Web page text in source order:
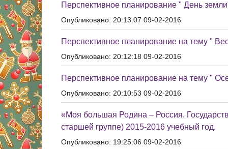
Перспективное планирование " День
Опубликовано: 20:13:07 09-02-2016
Перспективное планирование на тему "
Опубликовано: 20:12:18 09-02-2016
Перспективное планирование на тему "
Опубликовано: 20:10:53 09-02-2016
«Моя большая Родина – Россия.
старшей группе) 2015-2016 учебный год.
Опубликовано: 19:25:06 09-02-2016